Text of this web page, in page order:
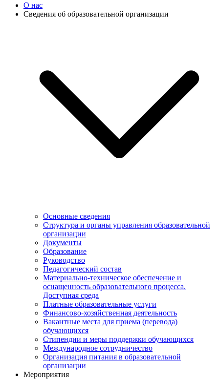
О нас
Сведения об образовательной организации
Основные сведения
Структура и органы управления образовательной
организации
Документы
Образование
Руководство
Педагогический состав
Материально-техническое обеспечение и
оснащенность образовательного процесса.
Доступная среда
Платные образовательные услуги
Финансово-хозяйственная деятельность
Вакантные места для приема (перевода)
обучающихся
Стипендии и меры поддержки обучающихся
Международное сотрудничество
Организация питания в образовательной
организации
Мероприятия